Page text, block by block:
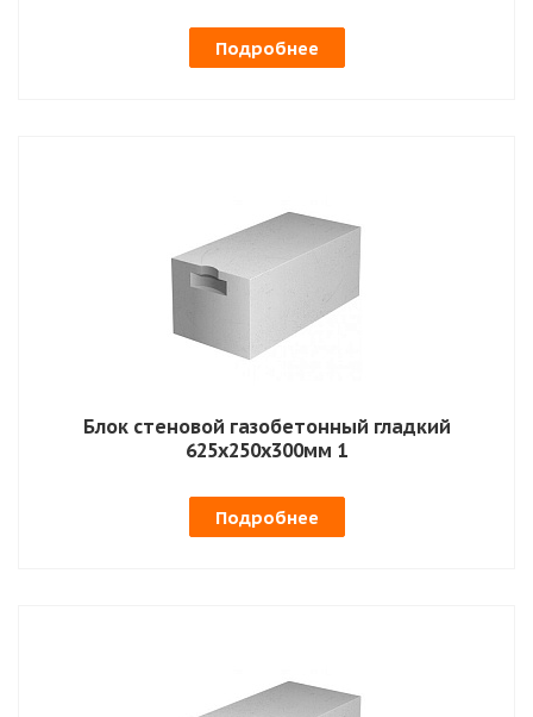
Подробнее
Блок стеновой газобетонный гладкий
625х250х300мм 1
Подробнее